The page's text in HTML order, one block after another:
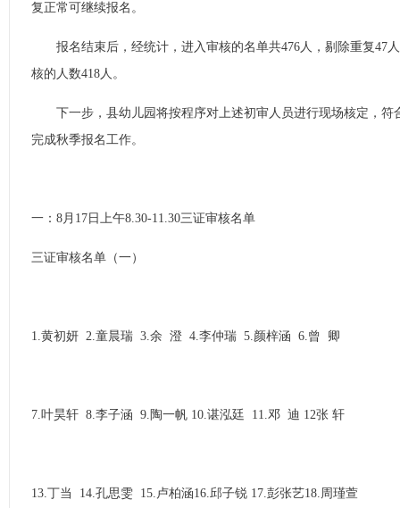
复正常可继续报名。
报名结束后，经统计，进入审核的名单共476人，剔除重复47
核的人数418人。
下一步，县幼儿园将按程序对上述初审人员进行现场核定，符
完成秋季报名工作。
一：8月17日上午8.30-11.30三证审核名单
三证审核名单（一）
1.黄初妍 2.童晨瑞 3.余 澄 4.李仲瑞 5.颜梓涵 6.曾 卿
7.叶昊轩 8.李子涵 9.陶一帆 10.谌泓廷 11.邓 迪 12张 轩
13.丁当 14.孔思雯 15.卢柏涵16.邱子锐 17.彭张艺18.周瑾萱